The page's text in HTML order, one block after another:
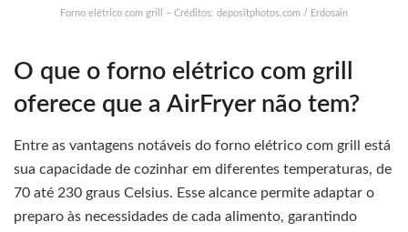
Forno elétrico com grill – Créditos: depositphotos.com / Erdosain
O que o forno elétrico com grill
oferece que a AirFryer não tem?
Entre as vantagens notáveis do forno elétrico com grill está
sua capacidade de cozinhar em diferentes temperaturas, de
70 até 230 graus Celsius. Esse alcance permite adaptar o
preparo às necessidades de cada alimento, garantindo